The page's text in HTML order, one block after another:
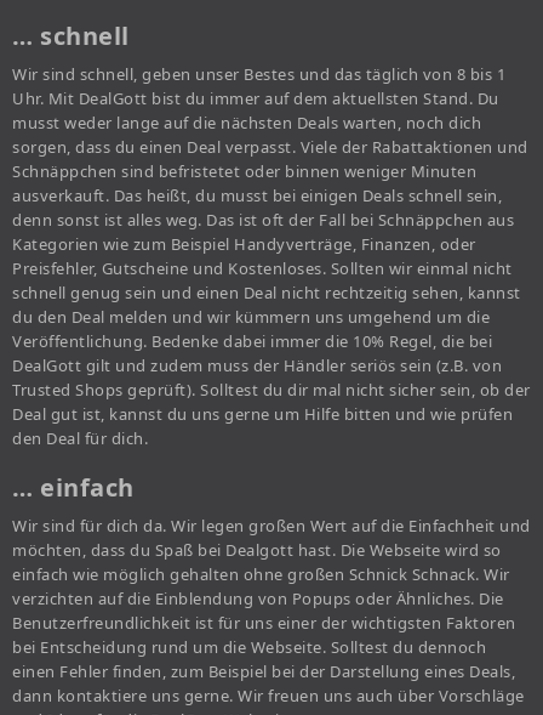
… schnell
Wir sind schnell, geben unser Bestes und das täglich von 8 bis 1
Uhr. Mit DealGott bist du immer auf dem aktuellsten Stand. Du
musst weder lange auf die nächsten Deals warten, noch dich
sorgen, dass du einen Deal verpasst. Viele der Rabattaktionen und
Schnäppchen sind befristetet oder binnen weniger Minuten
ausverkauft. Das heißt, du musst bei einigen Deals schnell sein,
denn sonst ist alles weg. Das ist oft der Fall bei Schnäppchen aus
Kategorien wie zum Beispiel Handyverträge, Finanzen, oder
Preisfehler, Gutscheine und Kostenloses. Sollten wir einmal nicht
schnell genug sein und einen Deal nicht rechtzeitig sehen, kannst
du den Deal melden und wir kümmern uns umgehend um die
Veröffentlichung. Bedenke dabei immer die 10% Regel, die bei
DealGott gilt und zudem muss der Händler seriös sein (z.B. von
Trusted Shops geprüft). Solltest du dir mal nicht sicher sein, ob der
Deal gut ist, kannst du uns gerne um Hilfe bitten und wie prüfen
den Deal für dich.
… einfach
Wir sind für dich da. Wir legen großen Wert auf die Einfachheit und
möchten, dass du Spaß bei Dealgott hast. Die Webseite wird so
einfach wie möglich gehalten ohne großen Schnick Schnack. Wir
verzichten auf die Einblendung von Popups oder Ähnliches. Die
Benutzerfreundlichkeit ist für uns einer der wichtigsten Faktoren
bei Entscheidung rund um die Webseite. Solltest du dennoch
einen Fehler finden, zum Beispiel bei der Darstellung eines Deals,
dann kontaktiere uns gerne. Wir freuen uns auch über Vorschläge